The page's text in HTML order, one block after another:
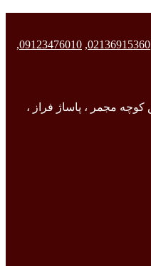
02136915360
,
09123476010
,
کوچه مجمر ، پاساژ فراز ،